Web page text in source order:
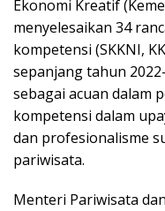
Ekonomi Kreatif
menyelesaikan 34
kompetensi (SKKNI,
sepanjang tahun
sebagai acuan dalam
kompetensi dalam
dan profesionalisme
pariwisata.
Menteri Pariwisata